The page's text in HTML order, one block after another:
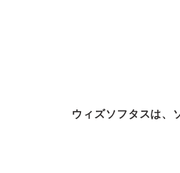
ウィズソフタスは、